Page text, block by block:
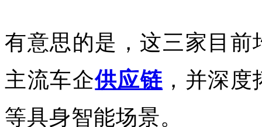
有意思的是，这三家目前
主流车企供应链 ，并深
等具身智能场景。